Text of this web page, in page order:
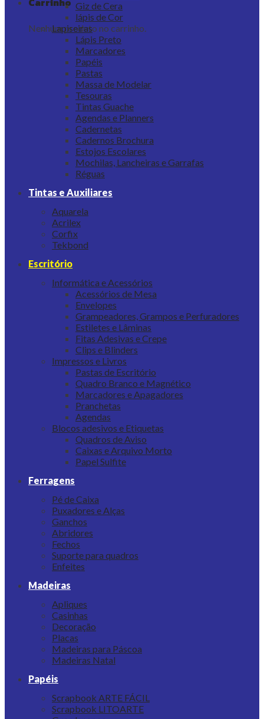
Nenhum produto no carrinho.
Giz de Cera
lápis de Cor
Lapiseiras
Lápis Preto
Marcadores
Papéis
Pastas
Massa de Modelar
Tesouras
Tintas Guache
Agendas e Planners
Cadernetas
Cadernos Brochura
Estojos Escolares
Mochilas, Lancheiras e Garrafas
Réguas
Tintas e Auxiliares
Aquarela
Acrilex
Corfix
Tekbond
Escritório
Informática e Acessórios
Acessórios de Mesa
Envelopes
Grampeadores, Grampos e Perfuradores
Estiletes e Lâminas
Fitas Adesivas e Crepe
Clips e Blinders
Impressos e Livros
Pastas de Escritório
Quadro Branco e Magnético
Marcadores e Apagadores
Pranchetas
Agendas
Blocos adesivos e Etiquetas
Quadros de Aviso
Caixas e Arquivo Morto
Papel Sulfite
Ferragens
Pé de Caixa
Puxadores e Alças
Ganchos
Abridores
Fechos
Suporte para quadros
Enfeites
Madeiras
Apliques
Casinhas
Decoração
Placas
Madeiras para Páscoa
Madeiras Natal
Papéis
Scrapbook ARTE FÁCIL
Scrapbook LITOARTE